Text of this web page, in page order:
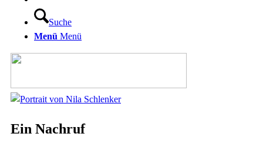
Suche
Menü Menü
Ein Nachruf